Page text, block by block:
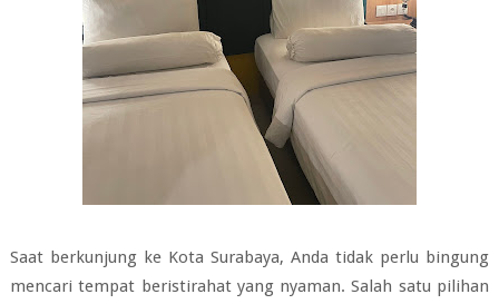
Saat berkunjung ke Kota Surabaya, Anda tidak perlu bingung
mencari tempat beristirahat yang nyaman. Salah satu pilihan